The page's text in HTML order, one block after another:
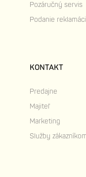
Pozáručný servis
Podanie
KONTAKT
Predajne
Majiteľ
Marketing
Služby